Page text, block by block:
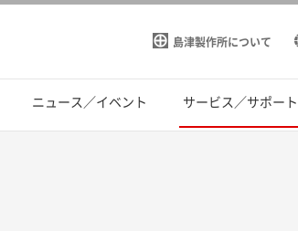
島津製作所について
ニュース／イベント サービス／サポート